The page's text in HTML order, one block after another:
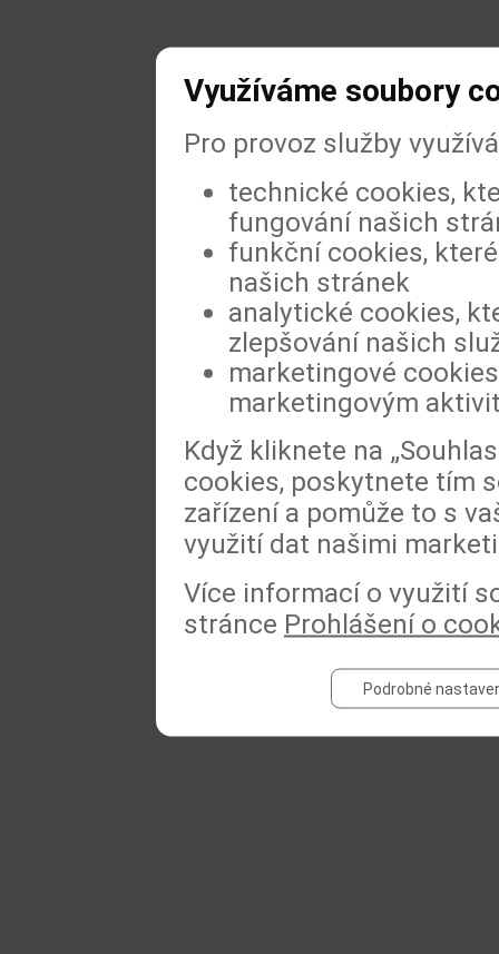
Využíváme soubory
Pro provoz služby
technické cookies,
fungování našich
funkční cookies,
našich stránek
analytické cookies,
zlepšování našich
marketingové
marketingovým
Když kliknete na
cookies, poskytnete tím
zařízení a pomůže to s
využití dat našimi
Více informací o využití
stránce Prohlášení o
Podrobné